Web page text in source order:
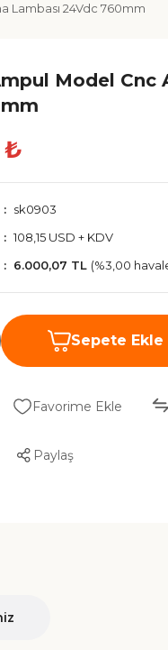
Lambası 24Vdc 760mm
Model Cnc
₺
sk0903
108,15 USD + KDV
6.000,07 TL (%3,00
Sepete Ekle
Paylaş